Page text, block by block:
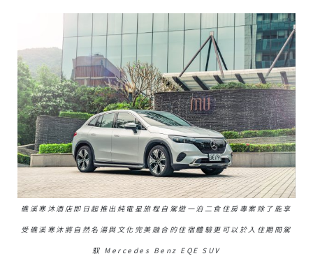
礁溪寒沐酒店即日起推出純電星旅程自駕遊一泊二食住房專案除了能享
受礁溪寒沐將自然名湯與文化完美融合的住宿體驗更可以於入住期間駕
馭 Mercedes Benz EQE SUV